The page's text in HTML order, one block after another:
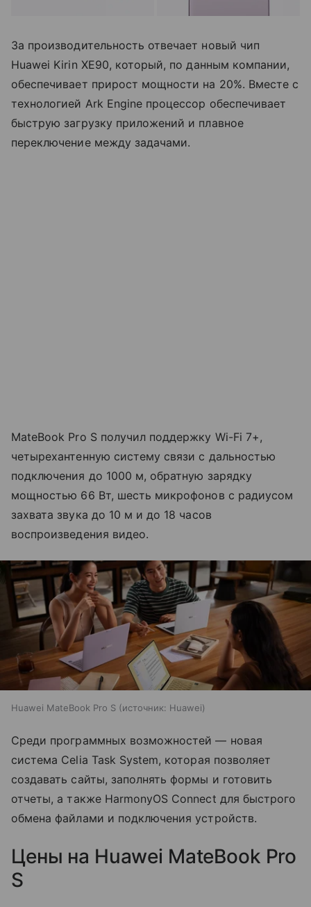
За производительность отвечает новый чип
Huawei Kirin XE90, который, по данным компании,
обеспечивает прирост мощности на 20%. Вместе с
технологией Ark Engine процессор обеспечивает
быструю загрузку приложений и плавное
переключение между задачами.
MateBook Pro S получил поддержку Wi-Fi 7+,
четырехантенную систему связи с дальностью
подключения до 1000 м, обратную зарядку
мощностью 66 Вт, шесть микрофонов с радиусом
захвата звука до 10 м и до 18 часов
воспроизведения видео.
Huawei MateBook Pro S источник: Huawei
Среди программных возможностей — новая
система Celia Task System, которая позволяет
создавать сайты, заполнять формы и готовить
отчеты, а также HarmonyOS Connect для быстрого
обмена файлами и подключения устройств.
Цены на Huawei MateBook Pro
S